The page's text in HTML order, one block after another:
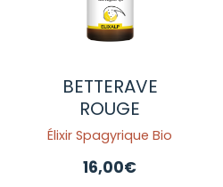
BETTERAVE
ROUGE
Élixir Spagyrique Bio
16,00€